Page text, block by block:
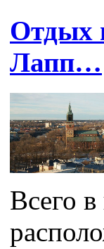
Отдых
Лапп…
Всего